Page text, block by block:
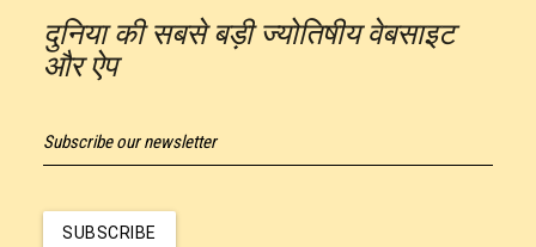
दुनिया की सबसे बड़ी ज्योतिषीय वेबसाइट
और ऐप
Subscribe our newsletter
SUBSCRIBE